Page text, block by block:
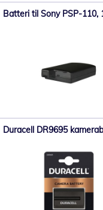
Batteri til Sony PSP-110,
Duracell DR9695